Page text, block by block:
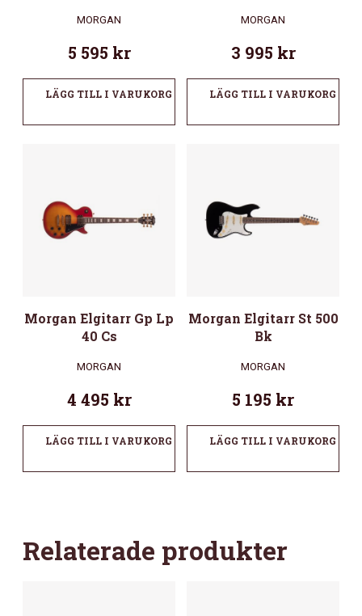
MORGAN
5 595 kr
LÄGG TILL I VARUKORG
MORGAN
3 995 kr
LÄGG TILL I VARUKORG
Morgan Elgitarr Gp Lp
40 Cs
MORGAN
4 495 kr
LÄGG TILL I VARUKORG
Morgan Elgitarr St 500
Bk
MORGAN
5 195 kr
LÄGG TILL I VARUKORG
Relaterade produkter